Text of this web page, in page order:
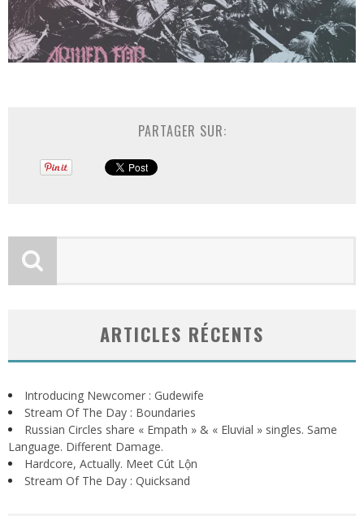
PARTAGER SUR:
ARTICLES RÉCENTS
Introducing Newcomer : Gudewife
Stream Of The Day : Boundaries
Russian Circles share « Empath » & « Eluvial » singles. Same
Language. Different Damage.
Hardcore, Actually. Meet Cút Lộn
Stream Of The Day : Quicksand